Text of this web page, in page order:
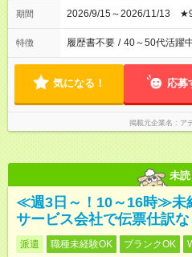
期間 2026/9/15～2026/11/13 ★9
特徴 履歴書不要 / 40～50代活躍
気になる！ 応募
掲載元企業名 ア
未読
≪週3日～！10～16時≫未
サービス会社で伝票仕訳
派遣 職種未経験OK ブランクOK